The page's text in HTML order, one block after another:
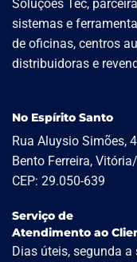
Soluções Tec,
sistemas e
de oficinas, centros
distribuidoras e
No Espírito Santo
Rua Aluysio Simões,
Bento Ferreira,
CEP: 29.050-639
Serviço de
Atendimento ao
Dias úteis, segunda